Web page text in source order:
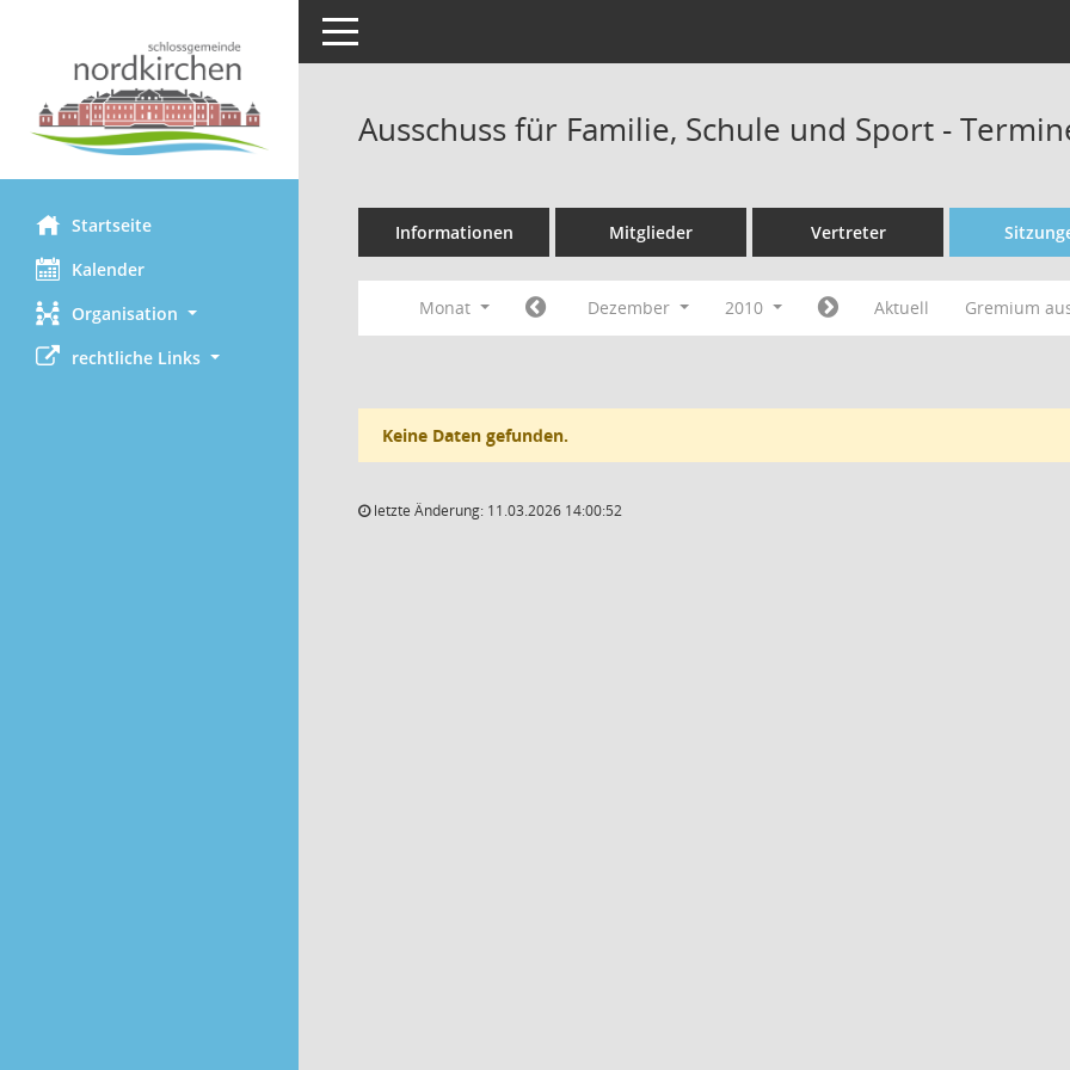
Startseite
Kalender
Organisation
rechtliche Links
Toggle navigation
Ausschuss für Familie, Schule und Sport -
Informationen Mitglieder Vertreter
Monat Dezember 2010 Aktuell Gremium
Keine Daten gefunden.
letzte Änderung: 11.03.2026 14:00:52